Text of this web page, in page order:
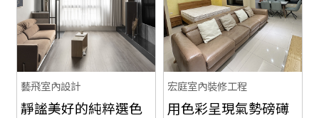
藝飛室內設計
靜謐美好的純粹選色
宏庭室內裝修工程
用色彩呈現氣勢磅礡